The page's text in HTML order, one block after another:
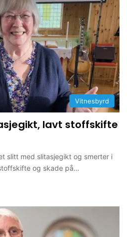
Vitnesbyrd
lavt stoffskifte
slitt med slitasjegikt og smerter i
og skade på…